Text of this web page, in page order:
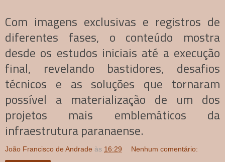
Com imagens exclusivas e registros de
diferentes fases, o conteúdo mostra
desde os estudos iniciais até a execução
final, revelando bastidores, desafios
técnicos e as soluções que tornaram
possível a materialização de um dos
projetos mais emblemáticos da
infraestrutura paranaense.
João Francisco de Andrade às 16:29 Nenhum comentário: